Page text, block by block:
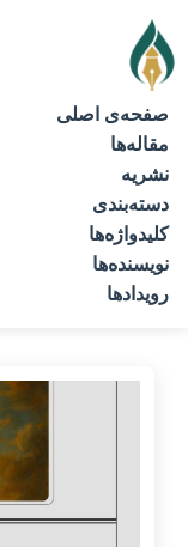
صفحه‌ی اصلی
مقاله‌ها
نشریه
دسته‌بندی
کلیدواژه‌ها
نویسنده‌ها
رویدادها